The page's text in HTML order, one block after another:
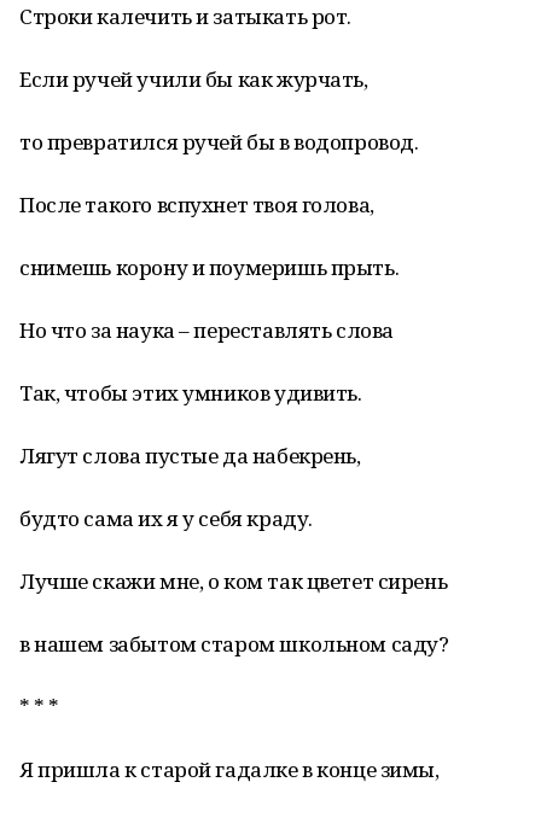
Строки калечить и затыкать рот.
Если ручей учили бы как журчать,
то превратился ручей бы в водопровод.
После такого вспухнет твоя голова,
снимешь корону и поумеришь прыть.
Но что за наука – переставлять слова
Так, чтобы этих умников удивить.
Лягут слова пустые да набекрень,
будто сама их я у себя краду.
Лучше скажи мне, о ком так цветет сирень
в нашем забытом старом школьном саду?
* * *
Я пришла к старой гадалке в конце зимы,